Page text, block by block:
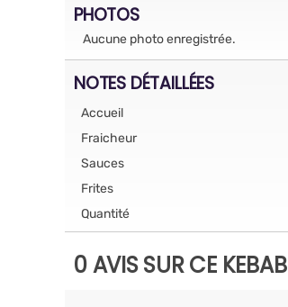
PHOTOS
Aucune photo enregistrée.
NOTES DÉTAILLÉES
Accueil
Fraicheur
Sauces
Frites
Quantité
0 AVIS SUR CE KEBAB